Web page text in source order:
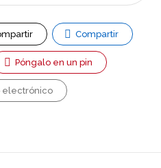
Compartir
Póngalo en un pin
electrónico